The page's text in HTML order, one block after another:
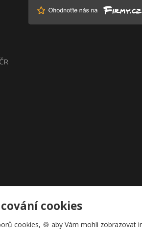
cookies
cookies, 🍪 aby Vám mohli zobrazovat